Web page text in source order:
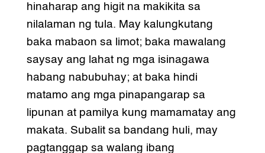
hinaharap ang higit na makikita sa
nilalaman ng tula. May kalungkutang
baka mabaon sa limot; baka mawalang
saysay ang lahat ng mga isinagawa
habang nabubuhay; at baka hindi
matamo ang mga pinapangarap sa
lipunan at pamilya kung mamamatay ang
makata. Subalit sa bandang huli, may
pagtanggap sa walang ibang